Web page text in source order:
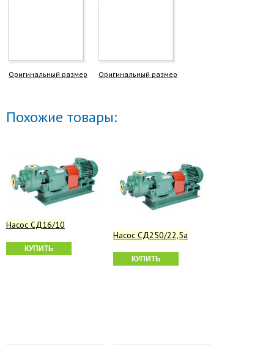
Оригинальный размер Оригинальный размер
Похожие товары:
Насос СД16/10
КУПИТЬ
Насос СД250/22,5а
КУПИТЬ